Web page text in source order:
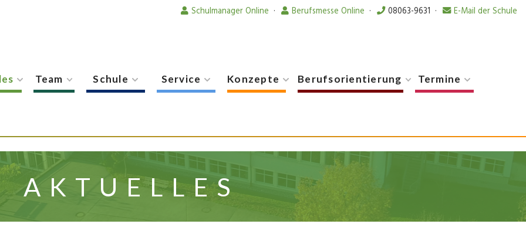
Schulmanager Online · Berufsmesse Online · 08063-9631 · E-Mail der Schule
Team Schule Service Konzepte Berufsorientierung Termine
AKTUELLES